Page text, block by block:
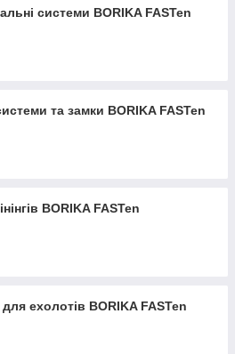
системи BORIKA FASTen
та замки BORIKA FASTen
BORIKA FASTen
ехолотів BORIKA FASTen